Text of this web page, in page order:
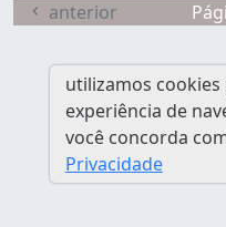
anterior
utilizamos
experiência de
você concorda
Privacidade